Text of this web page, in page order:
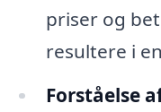
priser og
resultere i
Forståelse